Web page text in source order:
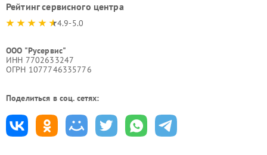
Рейтинг сервисного центра
4.9-5.0
ООО "Русервис"
ИНН 7702633247
ОГРН 1077746335776
Поделиться в соц. сетях: